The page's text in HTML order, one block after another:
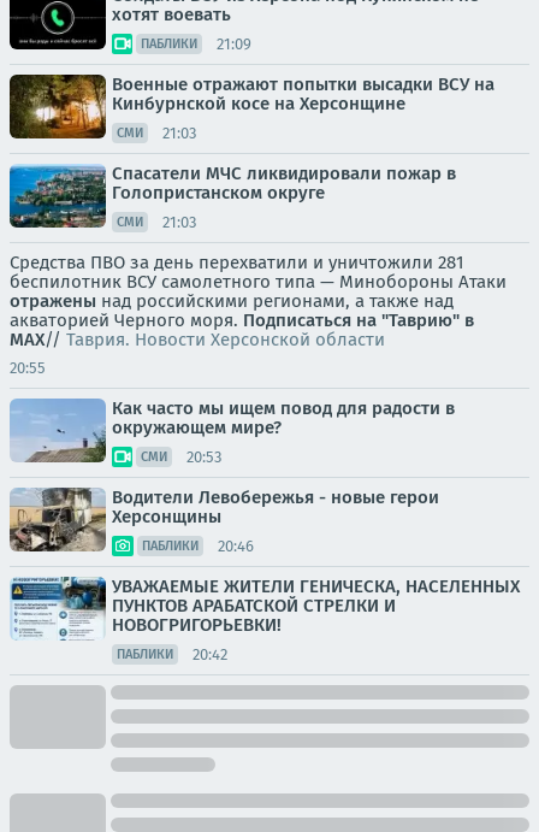
хотят воевать
ПАБЛИКИ 21:09
Военные отражают попытки высадки ВСУ на
Кинбурнской косе на Херсонщине
СМИ 21:03
Спасатели МЧС ликвидировали пожар в
Голопристанском округе
СМИ 21:03
Средства ПВО за день перехватили и уничтожили 281
беспилотник ВСУ самолетного типа — Минобороны Атаки
отражены над российскими регионами, а также над
акваторией Черного моря. Подписаться на "Таврию" в
MAX// Таврия. Новости Херсонской области
20:55
Как часто мы ищем повод для радости в
окружающем мире?
СМИ 20:53
Водители Левобережья - новые герои
Херсонщины
ПАБЛИКИ 20:46
УВАЖАЕМЫЕ ЖИТЕЛИ ГЕНИЧЕСКА, НАСЕЛЕННЫХ
ПУНКТОВ АРАБАТСКОЙ СТРЕЛКИ И
НОВОГРИГОРЬЕВКИ!
ПАБЛИКИ 20:42